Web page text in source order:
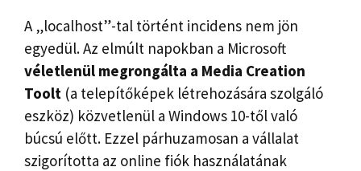
A „localhost”-tal történt incidens nem jön
egyedül. Az elmúlt napokban a Microsoft
véletlenül megrongálta a Media Creation
Toolt (a telepítőképek létrehozására szolgáló
eszköz) közvetlenül a Windows 10-től való
búcsú előtt. Ezzel párhuzamosan a vállalat
szigorította az online fiók használatának